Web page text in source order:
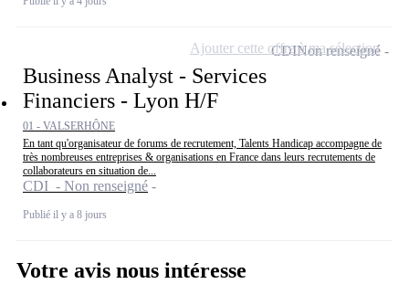
Business Analyst - Services
Financiers - Lyon H/F
01 - VALSERHÔNE
En tant qu'organisateur de forums de recrutement, Talents Handicap accompagne de
très nombreuses entreprises & organisations en France dans leurs recrutements de
collaborateurs en situation de...
CDI - Non renseigné
Publié il y a 8 jours
CDINon renseigné
Ajouter cette offre à ma sélection
Votre avis nous intéresse